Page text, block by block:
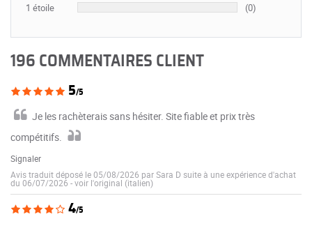
1 étoile
(0)
196 COMMENTAIRES CLIENT
5/5
Je les rachèterais sans hésiter. Site fiable et prix très
compétitifs.
Signaler
Avis traduit déposé le 05/08/2026 par Sara D suite à une expérience d'achat
du 06/07/2026 -voir l'original (italien)
4/5